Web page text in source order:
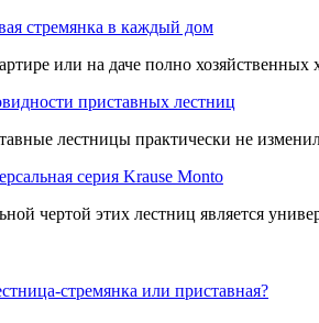
стремянка в каждый дом
или на даче полно хозяйственных
приставных лестниц
лестницы практически не
серия Krause Monto
чертой этих лестниц является
стремянка или приставная?